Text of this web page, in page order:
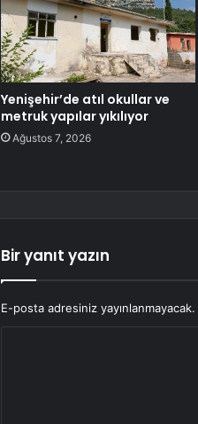
Yenişehir’de atıl okullar ve
metruk yapılar yıkılıyor
Ağustos 7, 2026
Bir yanıt yazın
E-posta adresiniz yayınlanmayacak.